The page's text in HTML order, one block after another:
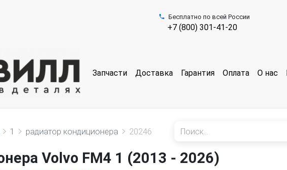
Бесплатно по всей России
+7 (800) 301-41-20
Запчасти Доставка Гарантия Оплата О нас
1 радиатор кондиционера 20246
Volvo FM4 1 (2013 - 2026)